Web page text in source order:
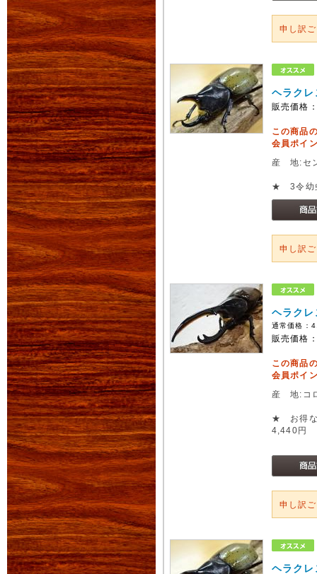
申し訳
ヘラク
販売価格
この商品
会員ポイ
産 地:セ
★ 3令幼
申し訳
ヘラク
通常価格：
販売価格
この商品
会員ポイ
産 地:コ
★ お得
4,440円
申し訳
ヘラク